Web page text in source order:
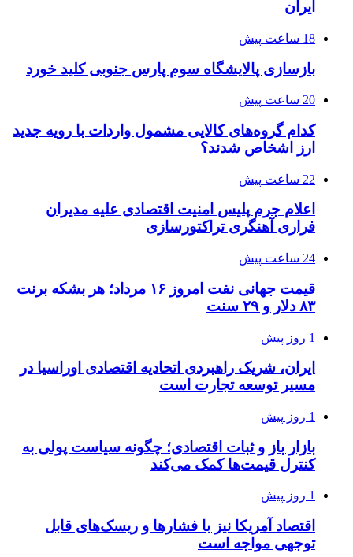
ایران
18 ساعت پیش
بازسازی پالایشگاه سوم پارس جنوبی کلید خورد
20 ساعت پیش
کدام گروه‌های کالایی مشمول واردات با رویه جدید
ارز اشخاص شدند؟
22 ساعت پیش
اعلام جرم پلیس امنیت اقتصادی علیه مدیران
فراری آهنگری تراکتورسازی
24 ساعت پیش
قیمت جهانی نفت امروز ۱۶ مرداد؛ هر بشکه برنت
۸۳ دلار و ۲۹ سنت
1 روز پیش
ایران، شریک راهبردی اتحادیه اقتصادی اوراسیا در
مسیر توسعه تجارت است
1 روز پیش
بازار باز و ثبات اقتصادی؛ چگونه سیاست پولی به
کنترل قیمت‌ها کمک می‌کند
1 روز پیش
اقتصاد آمریکا نیز با فشارها و ریسک‌های قابل
توجهی مواجه است